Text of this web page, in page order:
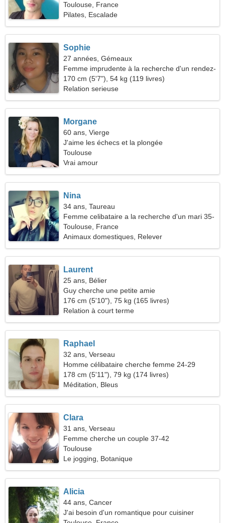
Toulouse, France
Pilates, Escalade
Sophie
27 années, Gémeaux
Femme imprudente à la recherche d'un rendez-
vous
170 cm (5'7"), 54 kg (119 livres)
Relation serieuse
Morgane
60 ans, Vierge
J'aime les échecs et la plongée
Toulouse
Vrai amour
Nina
34 ans, Taureau
Femme celibataire a la recherche d'un mari 35-
46
Toulouse, France
Animaux domestiques, Relever
Laurent
25 ans, Bélier
Guy cherche une petite amie
176 cm (5'10"), 75 kg (165 livres)
Relation à court terme
Raphael
32 ans, Verseau
Homme célibataire cherche femme 24-29
178 cm (5'11"), 79 kg (174 livres)
Méditation, Bleus
Clara
31 ans, Verseau
Femme cherche un couple 37-42
Toulouse
Le jogging, Botanique
Alicia
44 ans, Cancer
J'ai besoin d'un romantique pour cuisiner